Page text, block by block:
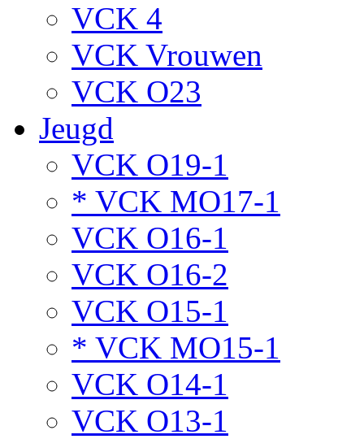
VCK 4
VCK Vrouwen
VCK O23
Jeugd
VCK O19-1
* VCK MO17-1
VCK O16-1
VCK O16-2
VCK O15-1
* VCK MO15-1
VCK O14-1
VCK O13-1